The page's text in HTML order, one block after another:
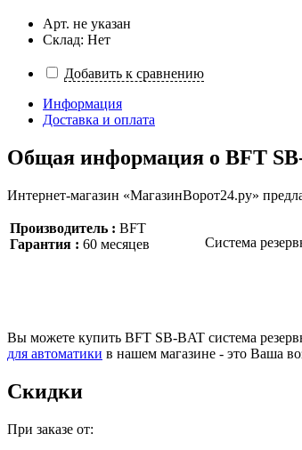
Арт. не указан
Склад: Нет
Добавить к сравнению
Информация
Доставка и оплата
Общая информация о BFT
Интернет-магазин «МагазинВорот24.ру»
Производитель : BFT
Гарантия : 60 месяцев Система
Вы можете купить BFT SB-BAT система
для автоматики в нашем магазине - это Ваша
Скидки
При заказе от: